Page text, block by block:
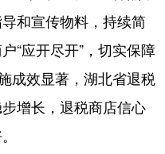
云南 西藏
青海 宁夏
和宣传物料，持续简
“应开尽开”，切实保障
成效显著，湖北省退税
增长，退税商店信心